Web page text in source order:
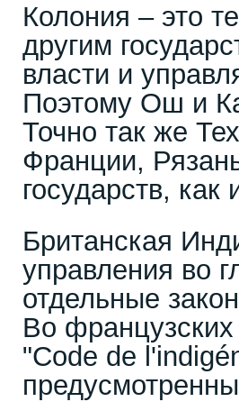
Колония – это
другим
власти и
Поэтому Ош и
Точно так же
Франции,
государств,
Британская
управления во
отдельные
Во
"Code de